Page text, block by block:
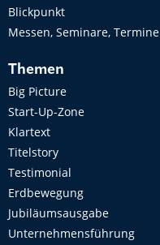
Blickpunkt
Messen, Seminare, Termine
Themen
Big Picture
Start-Up-Zone
Klartext
Titelstory
Testimonial
Erdbewegung
Jubiläumsausgabe
Unternehmensführung